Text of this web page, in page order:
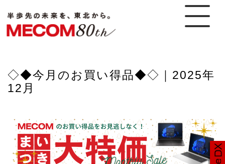
◇◆今月のお買い得品◆◇｜2025年
12月